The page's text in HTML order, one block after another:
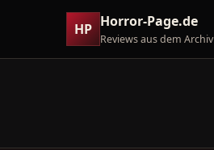
HP Horror-Page.de
Reviews aus dem Archiv